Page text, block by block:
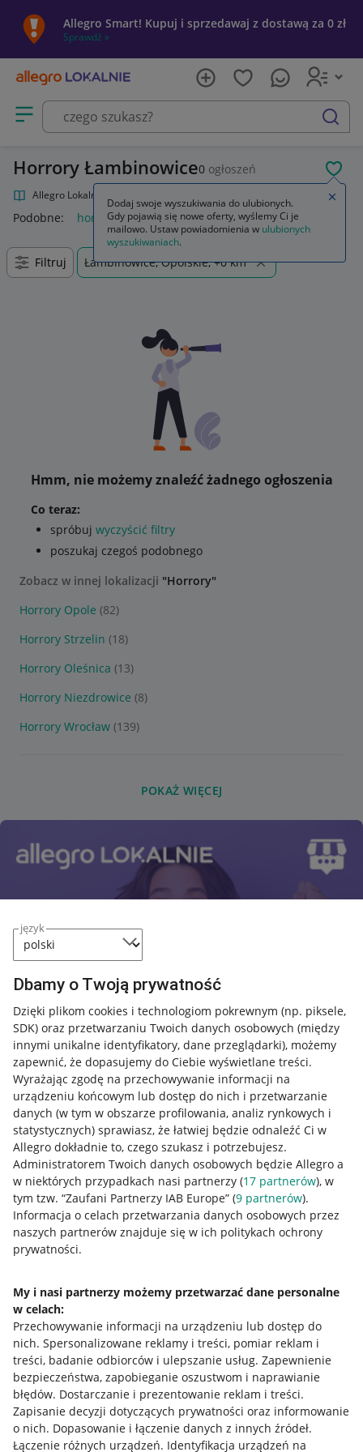
język
Dbamy o Twoją prywatność
Dzięki plikom cookies i technologiom pokrewnym (np. piksele,
SDK) oraz przetwarzaniu Twoich danych osobowych (między
innymi unikalne identyfikatory, dane przeglądarki), możemy
zapewnić, że dopasujemy do Ciebie wyświetlane treści.
Wyrażając zgodę na przechowywanie informacji na
urządzeniu końcowym lub dostęp do nich i przetwarzanie
danych (w tym w obszarze profilowania, analiz rynkowych i
statystycznych) sprawiasz, że łatwiej będzie odnaleźć Ci w
Allegro dokładnie to, czego szukasz i potrzebujesz.
Administratorem Twoich danych osobowych będzie Allegro a
w niektórych przypadkach nasi partnerzy (17 partnerów), w
tym tzw. “Zaufani Partnerzy IAB Europe” (9 partnerów).
Informacja o celach przetwarzania danych osobowych przez
naszych partnerów znajduje się w ich politykach ochrony
prywatności.
My i nasi partnerzy możemy przetwarzać dane personalne
w celach:
Przechowywanie informacji na urządzeniu lub dostęp do
nich. Spersonalizowane reklamy i treści, pomiar reklam i
treści, badanie odbiorców i ulepszanie usług. Zapewnienie
bezpieczeństwa, zapobieganie oszustwom i naprawianie
błędów. Dostarczanie i prezentowanie reklam i treści.
Zapisanie decyzji dotyczących prywatności oraz informowanie
o nich. Dopasowanie i łączenie danych z innych źródeł.
Łączenie różnych urządzeń. Identyfikacja urządzeń na
Allegro Smart! Kupuj i sprzedawaj z dostawą za 0 zł
Sprawdź »
Otwórz menu z kategoriami
szukaj
Horrory Łambinowice0 ogłoszeń
Allegro Lokalnie
Podobne: horrory horror horrory dvd horrory blu ray
Filtruj Łambinowice, Opolskie, +0 km
Hmm, nie możemy znaleźć żadnego ogłoszenia
Co teraz:
spróbuj wyczyścić filtry
poszukaj czegoś podobnego
Zobacz w innej lokalizacji "Horrory"
Horrory Opole (82)
Horrory Strzelin (18)
Horrory Oleśnica (13)
Horrory Niezdrowice (8)
Horrory Wrocław (139)
POKAŻ WIĘCEJ
Przydatne informacje
Jak to działa
Napisz do nas
Allegro Gadane dla sprzedających
Mapa miejscowości
Informacje prawne
Regulamin
Polityka plików "cookies"
Ustawienia plików "cookies"
Dodaj swoje wyszukiwania do ulubionych.
Gdy pojawią się nowe oferty, wyślemy Ci je
mailowo. Ustaw powiadomienia w ulubionych
wyszukiwaniach.